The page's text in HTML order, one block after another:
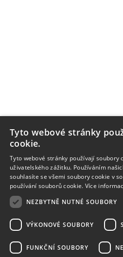
Tyto webové stránky
cookie.
Tyto webové stránky používají soubory
uživatelského zážitku. Používáním
souhlasíte se všemi soubory cookie v
používání souborů cookie. Více
NEZBYTNĚ NUTNÉ SOUBORY
VÝKONOVÉ SOUBORY
FUNKČNÍ SOUBORY